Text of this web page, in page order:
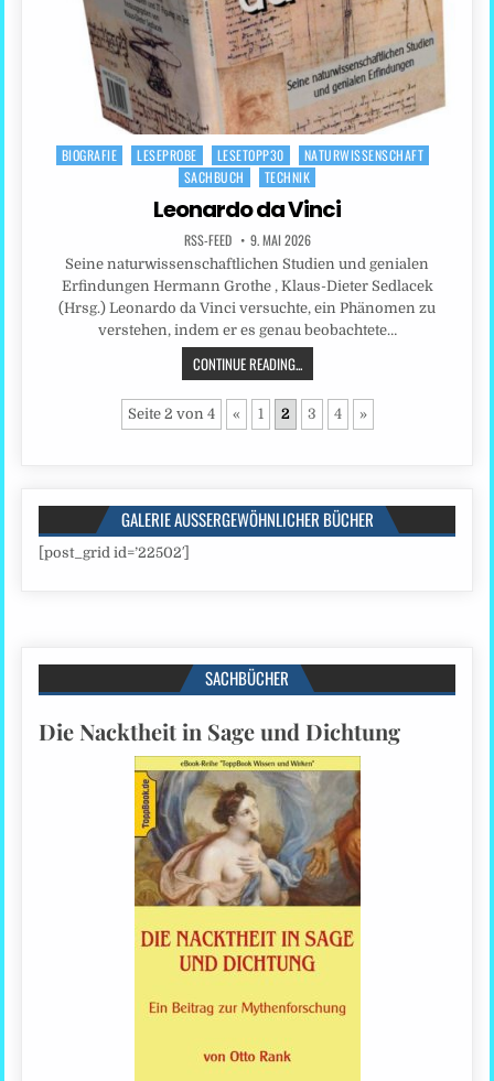
Posted
BIOGRAFIE LESEPROBE LESETOPP30
NATURWISSENSCHAFT
SACHBUCH
TECHNIK
Leonardo da Vinci
RSS-FEED 9. MAI 2026
Seine naturwissenschaftlichen Studien und genialen
Erfindungen Hermann Grothe , Klaus-Dieter Sedlacek
(Hrsg.) Leonardo da Vinci versuchte, ein Phänomen zu
verstehen, indem er es genau beobachtete…
CONTINUE READING...
Seite 2 von 4 « 1 2 3 4 »
GALERIE AUSSERGEWÖHNLICHER BÜCHER
[post_grid id=’22502′]
SACHBÜCHER
Die Nacktheit in Sage und Dichtung